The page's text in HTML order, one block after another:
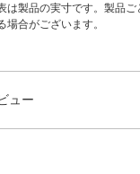
は製品の実寸です。製品ご
場合がございます。
ュー